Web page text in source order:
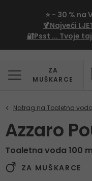
⭐ - 30 % na
🍹Najveći
🔐Psst ... Tvoje
ZA
MUŠKARCE
Azzaro
Toaletna voda 100
ZA MUŠKARCE